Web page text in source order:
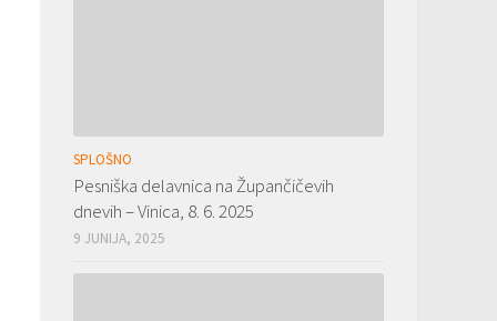
SPLOŠNO
Pesniška delavnica na Župančičevih
dnevih – Vinica, 8. 6. 2025
9 JUNIJA, 2025